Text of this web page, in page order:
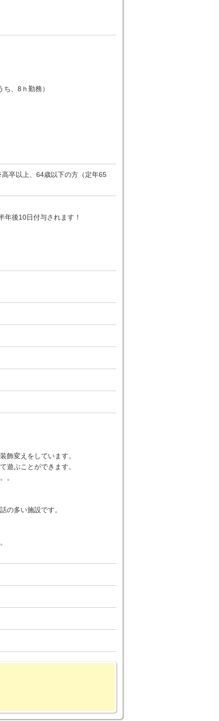
、8ｈ勤務）
卒以上、64歳以下の方（定年65
後10日付与されます！
飾変えをしています。
遊ぶことができます。
。
の多い施設です。